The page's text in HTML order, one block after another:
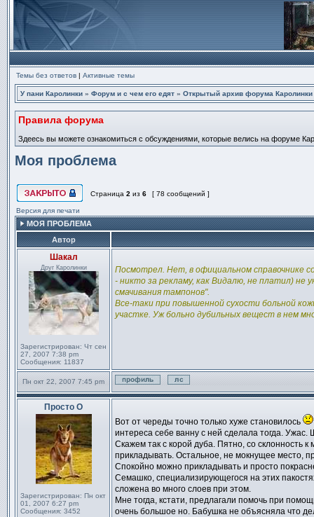
Темы без ответов | Активные темы
У пани Каролинки » Форум и с чем его едят » Открытый архив форума Каролинки
Правила форума
Здеесь вы можете ознакомиться с обсуждениями, которые велись на форуме
Моя проблема
Страница 2 из 6 [ 78 сообщений ]
Версия для печати
МОЯ ПРОБЛЕМА
Автор
Шакал
Друг Каролинки
Зарегистрирован: Чт сен
27, 2007 7:38 pm
Сообщения: 11837
Сообщение
Посмотрел. Нет, в официальном справочнике
- никто за рекламу, как Видалю, не платил) не
смачивания тампонов".
Все-таки при повышенной сухости больной
участке. Уж больно дубильных вещест в нем
Пн окт 22, 2007 7:45 pm
Профиль
Отправить личное
Просто О
Зарегистрирован: Пн окт
01, 2007 6:27 pm
Сообщения: 3452
Вот от череды точно только хуже становилось
интереса себе ванну с ней сделала тогда. Ужас.
Скажем так с корой дуба. Пятно, со склонность
прикладывать. Остальное, не мокнущее место,
Спокойно можно прикладывать и просто
Семашко, специализирующегося на этих
сложена во много слоев при этом.
Мне тогда, кстати, предлагали помочь при
очень большое но. Бабушка не объясняла что